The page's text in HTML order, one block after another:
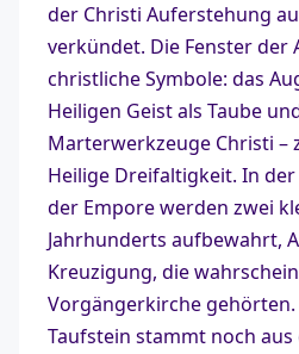
der Christi Auferstehung
verkündet. Die Fenster der
christliche Symbole: das
Heiligen Geist als Taube
Marterwerkzeuge Christi –
Heilige Dreifaltigkeit. In
der Empore werden zwei
Jahrhunderts aufbewahrt,
Kreuzigung, die
Vorgängerkirche
Taufstein stammt noch aus